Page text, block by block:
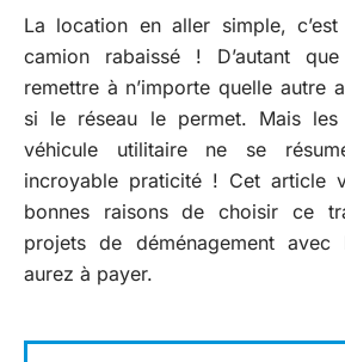
La location en aller simple,
camion rabaissé ! D’autant
remettre à n’importe quelle autre
si le réseau le permet. Mais
véhicule utilitaire ne se
incroyable praticité ! Cet article
bonnes raisons de choisir ce
projets de déménagement
aurez à payer.